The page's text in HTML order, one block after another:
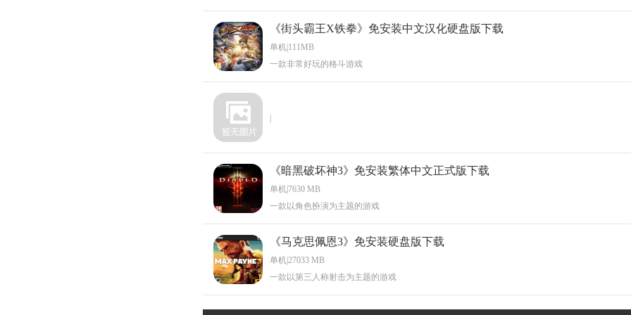
《街头霸王X铁拳》免安装中文汉化硬盘版下载
单机|111MB
一款非常好玩的格斗游戏
《暗黑破坏神3》免安装繁体中文正式版下载
单机|7630 MB
一款以角色扮演为主题的游戏
《马克思佩恩3》免安装硬盘版下载
单机|27033 MB
一款以第三人称射击为主题的游戏